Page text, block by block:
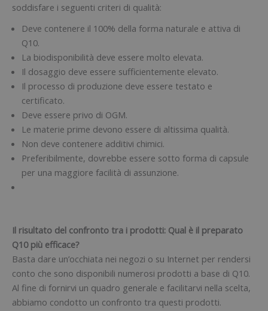
soddisfare i seguenti criteri di qualità:
Deve contenere il 100% della forma naturale e attiva di
Q10.
La biodisponibilità deve essere molto elevata.
Il dosaggio deve essere sufficientemente elevato.
Il processo di produzione deve essere testato e
certificato.
Deve essere privo di OGM.
Le materie prime devono essere di altissima qualità.
Non deve contenere additivi chimici.
Preferibilmente, dovrebbe essere sotto forma di capsule
per una maggiore facilità di assunzione.
Il risultato del confronto tra i prodotti: Qual è il preparato
Q10 più efficace?
Basta dare un’occhiata nei negozi o su Internet per rendersi
conto che sono disponibili numerosi prodotti a base di Q10.
Al fine di fornirvi un quadro generale e facilitarvi nella scelta,
abbiamo condotto un confronto tra questi prodotti.